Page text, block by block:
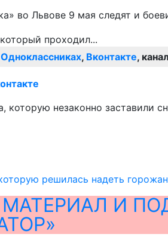
во Львове 9 мая следят и
Одноклассниках, Вконтакте,
незаконно заставили
решилась надеть
И